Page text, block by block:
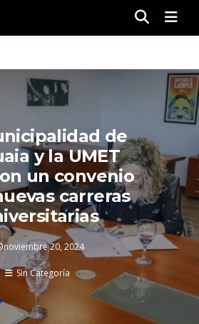
de
y la UMET
un convenio
carreras
noviembre 20, 2024
Sin Categoría